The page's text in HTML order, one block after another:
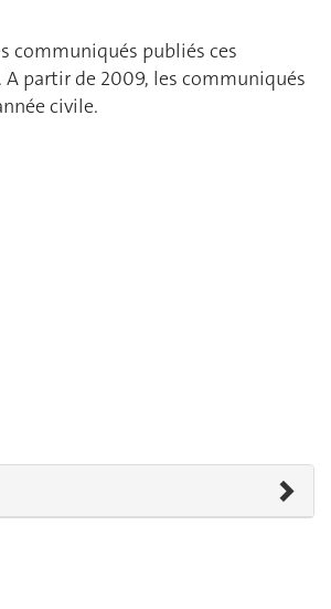
communiqués publiés ces
A partir de 2009, les communiqués
civile.